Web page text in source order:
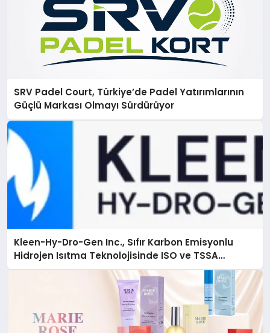
SRV Padel Court, Türkiye’de Padel Yatırımlarının
Güçlü Markası Olmayı Sürdürüyor
Kleen-Hy-Dro-Gen Inc., Sıfır Karbon Emisyonlu
Hidrojen Isıtma Teknolojisinde ISO ve TSSA
Düzenleyici Onaylarını Aldı